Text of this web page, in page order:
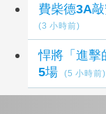
費柴德3A
(3 小時前)
悍將「進
5場
(5 小時前)